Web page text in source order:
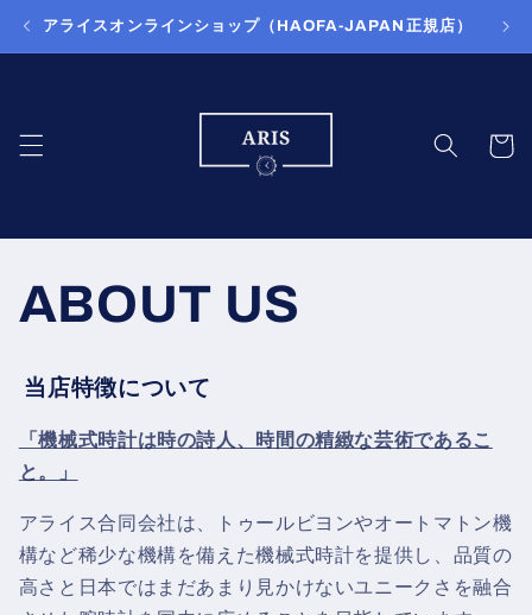
ンツに
進む
アライスオンラインショップ（HAOFA-JAPAN正規店）
ー
ABOUT US
当店特徴について
「機械式時計は時の詩人、時間の精緻な芸術であるこ
と。」
アライス合同会社は、トゥールビヨンやオートマトン機
構など稀少な機構を備えた機械式時計を提供し、品質の
高さと日本ではまだあまり見かけないユニークさを融合